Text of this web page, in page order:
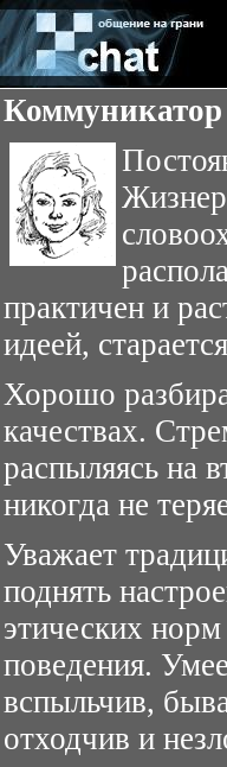
практичен и
идеей,
Хорошо
качествах.
распыляясь на
никогда не
Уважает
поднять
этических
поведения.
вспыльчив,
отходчив и